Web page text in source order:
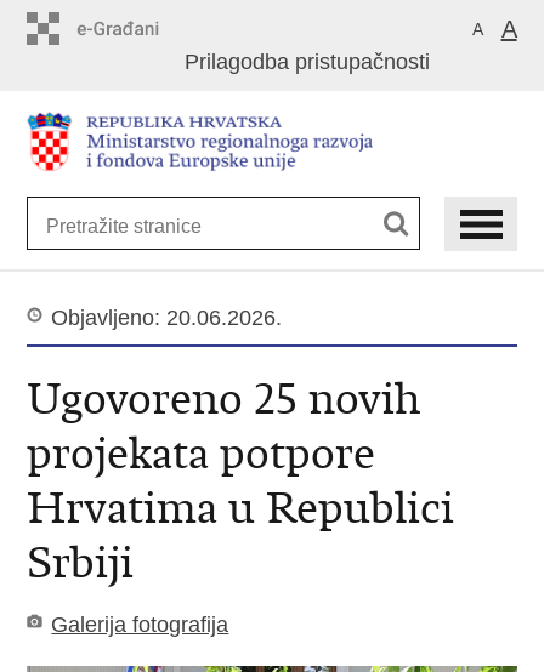
sadržaj
A A
Prilagodba pristupačnosti
Objavljeno: 20.06.2026.
Ugovoreno 25 novih
projekata potpore
Hrvatima u Republici
Srbiji
Galerija fotografija